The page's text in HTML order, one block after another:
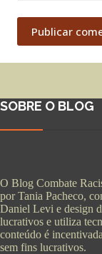
Publicar
SOBRE O BLOG
O Blog Combate
por Tania Pacheco,
Daniel Levi e design
lucrativos e utiliza
conteúdo é
sem fins lucrativos.